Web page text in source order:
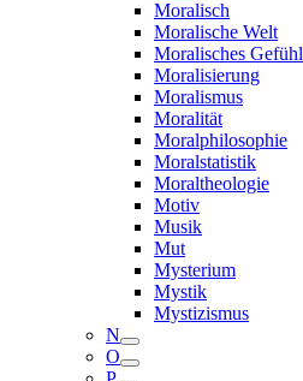
Moralisch
Moralische Welt
Moralisches Gefühl
Moralisierung
Moralismus
Moralität
Moralphilosophie
Moralstatistik
Moraltheologie
Motiv
Musik
Mut
Mysterium
Mystik
Mystizismus
N
O